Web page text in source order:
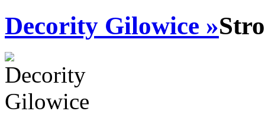
Decority Gilowice »